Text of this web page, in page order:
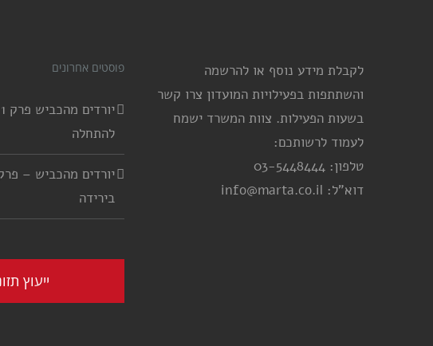
לקבלת מידע נוסף או להרשמה
והשתתפות בפעילויות המועדון צרו קשר
בשעות הפעילות. צוות המשרד ישמח
לעמוד לרשותכם:
טלפון: 03-5448444
דוא"ל: info@marta.co.il
פוסטים אחרונים
להתחלה
בירידה
ייעוץ